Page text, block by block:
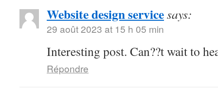
Website design servicesays:
29 août 2023 at 15 h 05 min
Interesting post. Can??t wait to
Répondre